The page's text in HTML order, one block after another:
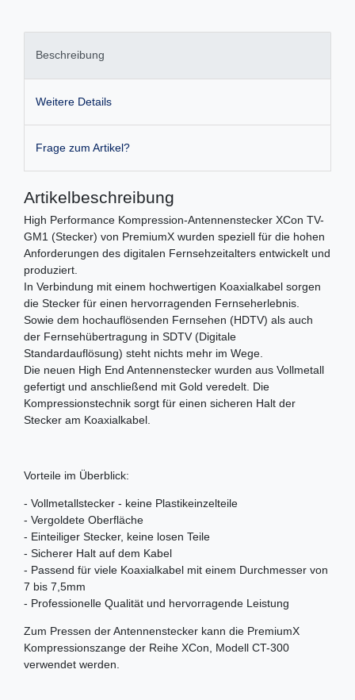
Beschreibung
Weitere Details
Frage zum Artikel?
Artikelbeschreibung
High Performance Kompression-Antennenstecker XCon TV-
GM1 (Stecker) von PremiumX wurden speziell für die hohen
Anforderungen des digitalen Fernsehzeitalters entwickelt und
produziert.
In Verbindung mit einem hochwertigen Koaxialkabel sorgen
die Stecker für einen hervorragenden Fernseherlebnis.
Sowie dem hochauflösenden Fernsehen (HDTV) als auch
der Fernsehübertragung in SDTV (Digitale
Standardauflösung) steht nichts mehr im Wege.
Die neuen High End Antennenstecker wurden aus Vollmetall
gefertigt und anschließend mit Gold veredelt. Die
Kompressionstechnik sorgt für einen sicheren Halt der
Stecker am Koaxialkabel.
Vorteile im Überblick:
- Vollmetallstecker - keine Plastikeinzelteile
- Vergoldete Oberfläche
- Einteiliger Stecker, keine losen Teile
- Sicherer Halt auf dem Kabel
- Passend für viele Koaxialkabel mit einem Durchmesser von
7 bis 7,5mm
- Professionelle Qualität und hervorragende Leistung
Zum Pressen der Antennenstecker kann die PremiumX
Kompressionszange der Reihe XCon, Modell CT-300
verwendet werden.